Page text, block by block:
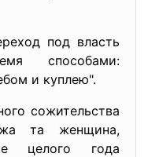
под власть
способами:
и куплею".
сожительства
та женщина,
целого года